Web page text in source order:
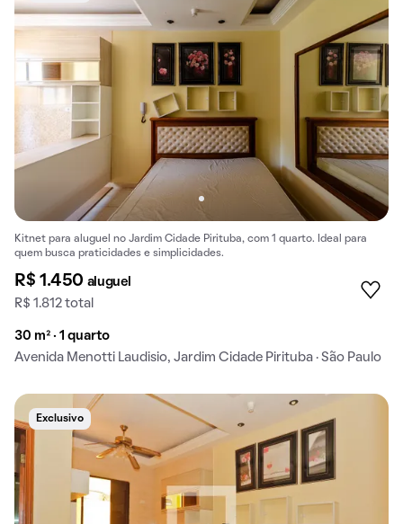
Kitnet para aluguel no Jardim Cidade Pirituba, com 1 quarto. Ideal para
quem busca praticidades e simplicidades.
R$ 1.450 aluguel
R$ 1.812 total
30 m² · 1 quarto
Avenida Menotti Laudisio, Jardim Cidade Pirituba · São Paulo
Exclusivo